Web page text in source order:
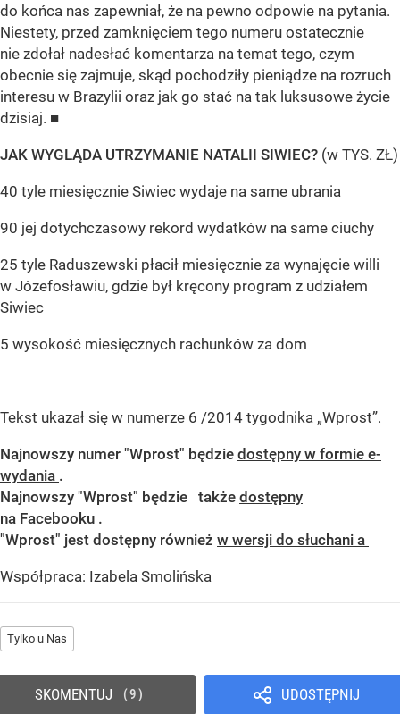
do końca nas zapewniał, że na pewno odpowie na pytania.
Niestety, przed zamknięciem tego numeru ostatecznie
nie zdołał nadesłać komentarza na temat tego, czym
obecnie się zajmuje, skąd pochodziły pieniądze na rozruch
interesu w Brazylii oraz jak go stać na tak luksusowe życie
dzisiaj. ■
JAK WYGLĄDA UTRZYMANIE NATALII SIWIEC? (w TYS. ZŁ)
40 tyle miesięcznie Siwiec wydaje na same ubrania
90 jej dotychczasowy rekord wydatków na same ciuchy
25 tyle Raduszewski płacił miesięcznie za wynajęcie willi
w Józefosławiu, gdzie był kręcony program z udziałem
Siwiec
5 wysokość miesięcznych rachunków za dom
Tekst ukazał się w numerze 6 /2014 tygodnika „Wprost”.
Najnowszy numer "Wprost" będzie dostępny w formie e-
wydania .
Najnowszy "Wprost" będzie także dostępny
na Facebooku .
"Wprost" jest dostępny również w wersji do słuchani a
Współpraca: Izabela Smolińska
Tylko u Nas
UDOSTĘPNIJ
SKOMENTUJ 9